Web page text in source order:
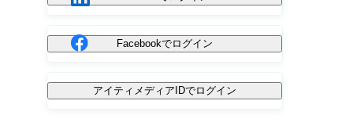
Facebookでログイン
アイティメディアIDでログイン